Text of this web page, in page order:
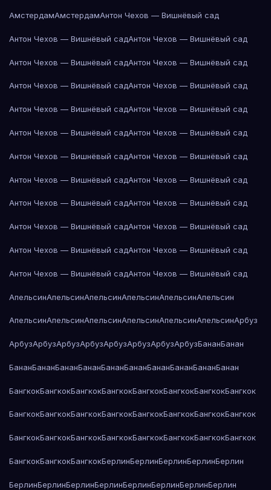
АмстердамАмстердамАнтон Чехов — Вишнёвый сад
Антон Чехов — Вишнёвый садАнтон Чехов — Вишнёвый сад
Антон Чехов — Вишнёвый садАнтон Чехов — Вишнёвый сад
Антон Чехов — Вишнёвый садАнтон Чехов — Вишнёвый сад
Антон Чехов — Вишнёвый садАнтон Чехов — Вишнёвый сад
Антон Чехов — Вишнёвый садАнтон Чехов — Вишнёвый сад
Антон Чехов — Вишнёвый садАнтон Чехов — Вишнёвый сад
Антон Чехов — Вишнёвый садАнтон Чехов — Вишнёвый сад
Антон Чехов — Вишнёвый садАнтон Чехов — Вишнёвый сад
Антон Чехов — Вишнёвый садАнтон Чехов — Вишнёвый сад
Антон Чехов — Вишнёвый садАнтон Чехов — Вишнёвый сад
Антон Чехов — Вишнёвый садАнтон Чехов — Вишнёвый сад
АпельсинАпельсинАпельсинАпельсинАпельсинАпельсин
АпельсинАпельсинАпельсинАпельсинАпельсинАпельсинАрбуз
АрбузАрбузАрбузАрбузАрбузАрбузАрбузАрбузБананБанан
БананБананБананБананБананБананБананБананБананБанан
БангкокБангкокБангкокБангкокБангкокБангкокБангкокБангкок
БангкокБангкокБангкокБангкокБангкокБангкокБангкокБангкок
БангкокБангкокБангкокБангкокБангкокБангкокБангкокБангкок
БангкокБангкокБангкокБерлинБерлинБерлинБерлинБерлин
БерлинБерлинБерлинБерлинБерлинБерлинБерлинБерлин